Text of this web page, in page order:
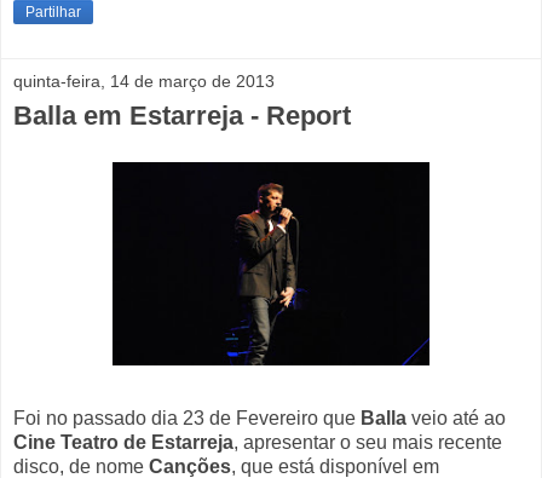
Partilhar
quinta-feira, 14 de março de 2013
Balla em Estarreja - Report
Foi no passado dia 23 de Fevereiro que Balla veio até ao
Cine Teatro de Estarreja, apresentar o seu mais recente
disco, de nome Canções, que está disponível em